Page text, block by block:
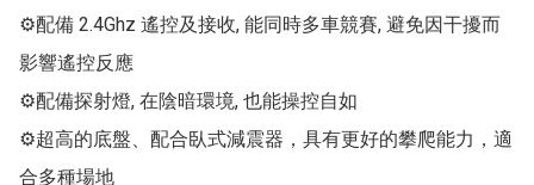
⚙配備 2.4Ghz 遙控及接收, 能同時多車競賽, 避免因干擾而
影響遙控反應
⚙配備探射燈, 在陰暗環境, 也能操控自如
⚙超高的底盤、配合臥式減震器，具有更好的攀爬能力，適
合多種場地